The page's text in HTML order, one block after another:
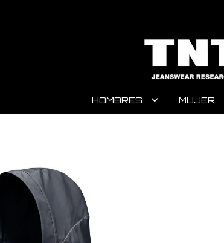
HOMBRES MUJER